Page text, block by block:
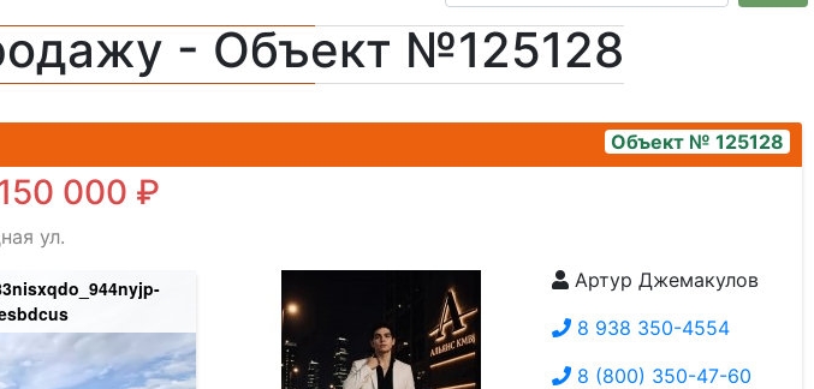
- Объект №125128
Объект № 125128
000 ₽
ул.
vbnp1xr9rzo9pgevlwn9mrolmuur-
_v7ime4n0ofstbgtnjk_xc3jym5ilrbnibtfrvdrxpx4wnjfs7jejn7pr0f
Артур Джемакулов
8 938 350-4554
8 (800) 350-47-60